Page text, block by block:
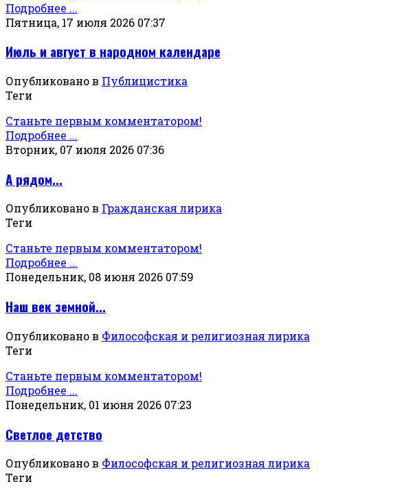
Подробнее ...
Пятница, 17 июля 2026 07:37
Июль и август в народном календаре
Опубликовано в Публицистика
Теги
Станьте первым комментатором!
Подробнее ...
Вторник, 07 июля 2026 07:36
А рядом...
Опубликовано в Гражданская лирика
Теги
Станьте первым комментатором!
Подробнее ...
Понедельник, 08 июня 2026 07:59
Наш век земной...
Опубликовано в Философская и религиозная лирика
Теги
Станьте первым комментатором!
Подробнее ...
Понедельник, 01 июня 2026 07:23
Светлое детство
Опубликовано в Философская и религиозная лирика
Теги